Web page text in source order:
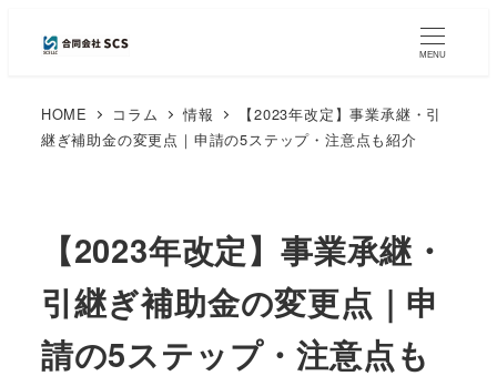
MENU
HOME コラム 情報
【2023年改定】事業承継・引
継ぎ補助金の変更点｜申請の5ステップ・注意点も紹介
【2023年改定】事業承継・
引継ぎ補助金の変更点｜申
請の5ステップ・注意点も